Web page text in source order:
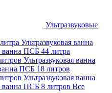
Ультразвуковые
Ультразвуковая ванна
ванна ПСБ 44 литра
Ультразвуковая ванна
ПСБ 18 литров
Ультразвуковая ванна
ванна ПСБ 8 литров Все